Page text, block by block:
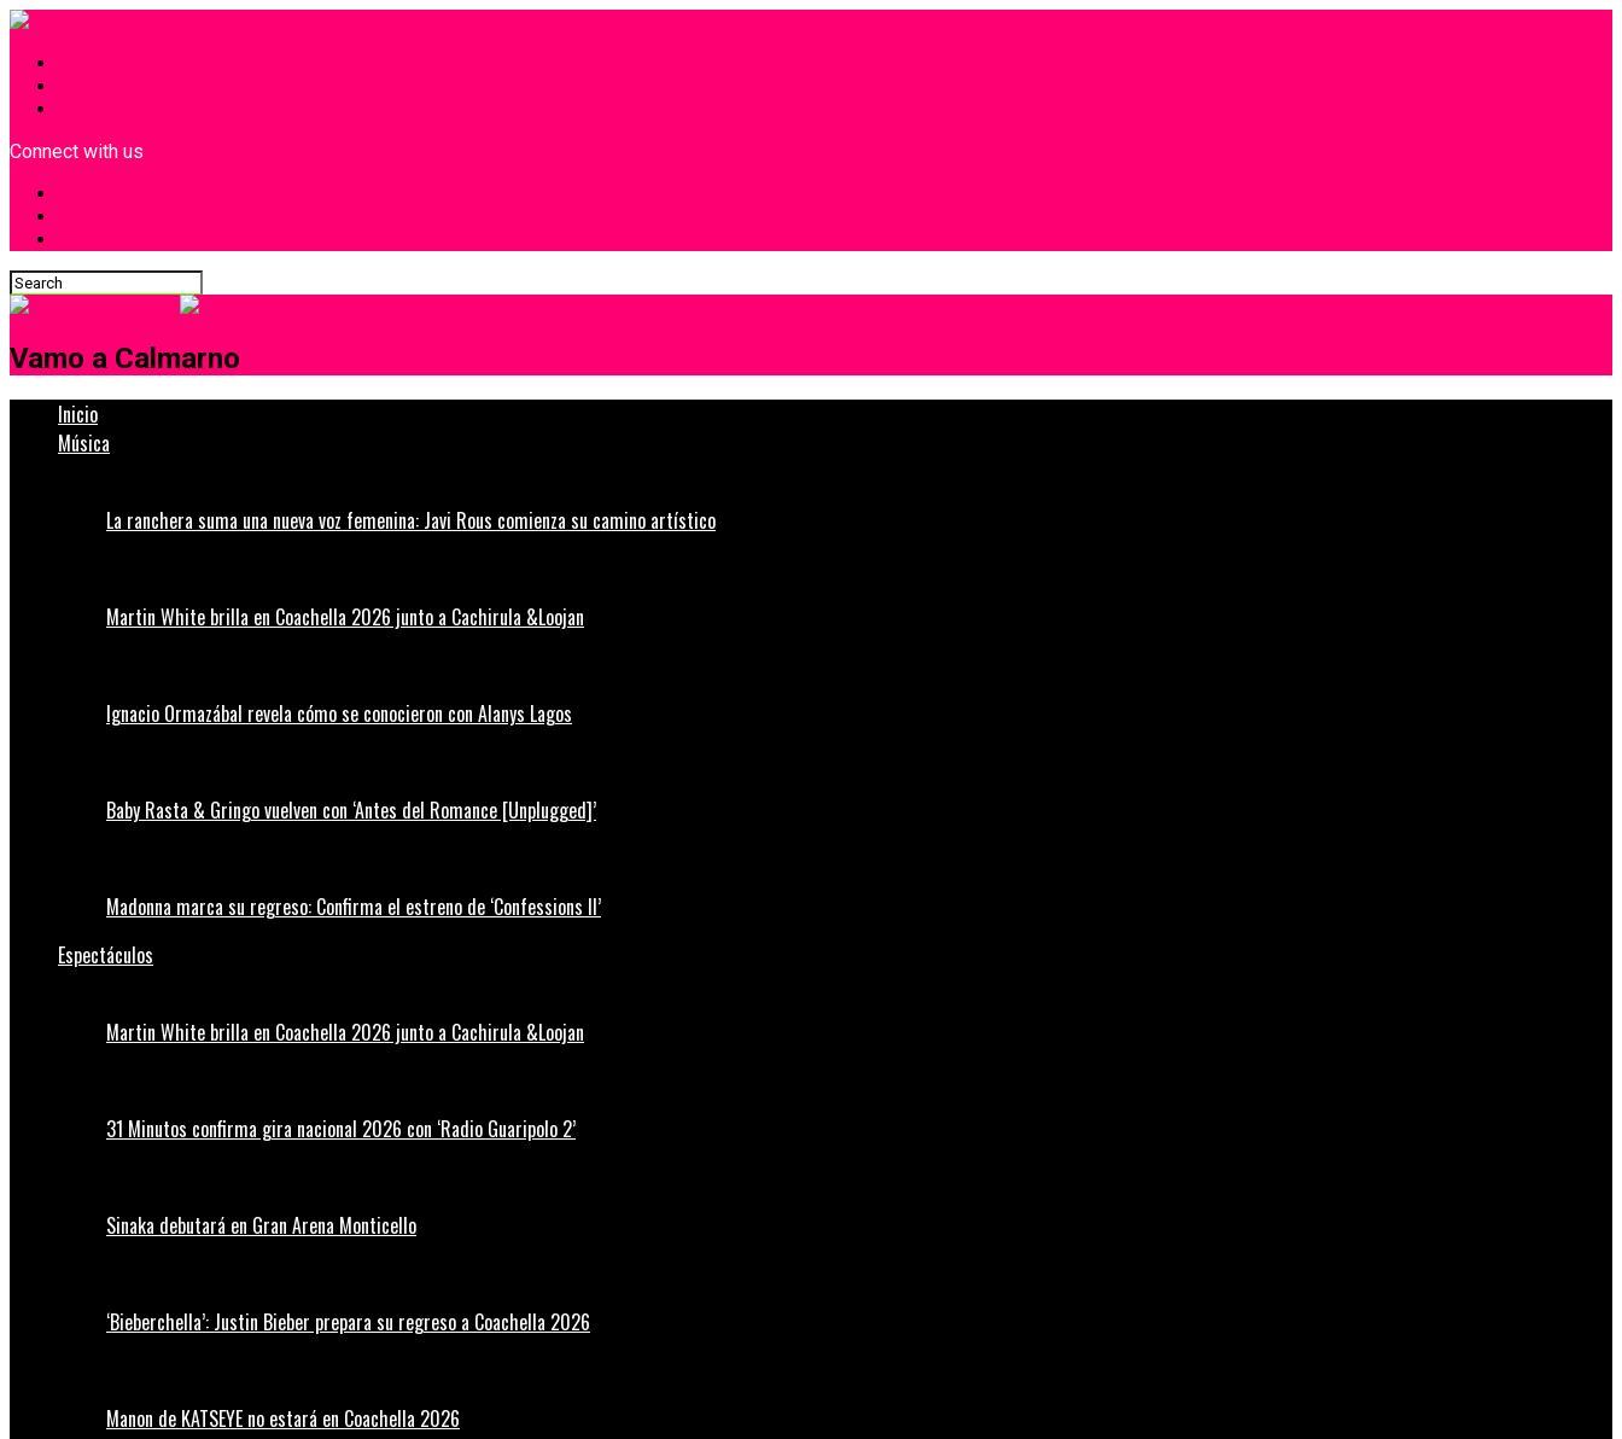
Connect with us
Vamo a Calmarno
Inicio
Música
La ranchera suma una nueva voz femenina: Javi Rous comienza su camino artístico
Martin White brilla en Coachella 2026 junto a Cachirula &Loojan
Ignacio Ormazábal revela cómo se conocieron con Alanys Lagos
Baby Rasta & Gringo vuelven con ‘Antes del Romance [Unplugged]’
Madonna marca su regreso: Confirma el estreno de ‘Confessions II’
Espectáculos
Martin White brilla en Coachella 2026 junto a Cachirula &Loojan
31 Minutos confirma gira nacional 2026 con ‘Radio Guaripolo 2’
Sinaka debutará en Gran Arena Monticello
‘Bieberchella’: Justin Bieber prepara su regreso a Coachella 2026
Manon de KATSEYE no estará en Coachella 2026